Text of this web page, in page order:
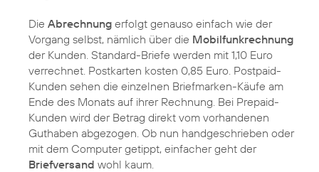
Die Abrechnung erfolgt genauso einfach wie der
Vorgang selbst, nämlich über die Mobilfunkrechnung
der Kunden. Standard-Briefe werden mit 1,10 Euro
verrechnet. Postkarten kosten 0,85 Euro. Postpaid-
Kunden sehen die einzelnen Briefmarken-Käufe am
Ende des Monats auf ihrer Rechnung. Bei Prepaid-
Kunden wird der Betrag direkt vom vorhandenen
Guthaben abgezogen. Ob nun handgeschrieben oder
mit dem Computer getippt, einfacher geht der
Briefversand wohl kaum.